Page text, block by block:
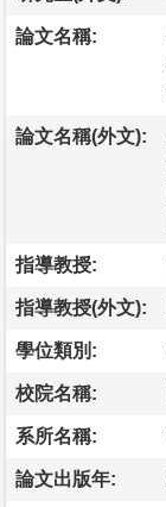
論文名稱:
論文名稱(外文):
指導教授:
指導教授(外文):
學位類別:
校院名稱:
系所名稱:
論文出版年: